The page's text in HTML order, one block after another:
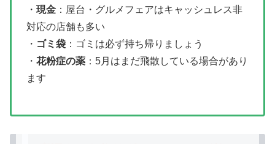
・ 現金 ：屋台・グルメフェアはキャッシュレス非
対応の店舗も多い
・ ゴミ袋 ：ゴミは必ず持ち帰りましょう
・ 花粉症の薬 ：5月はまだ飛散している場合があり
ます